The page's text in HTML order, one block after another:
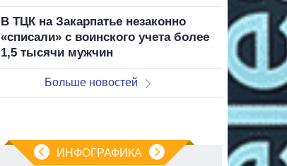
В ТЦК на Закарпатье незаконно
«списали» с воинского учета более
1,5 тысячи мужчин
Больше новостей
ИНФОГРАФИКА